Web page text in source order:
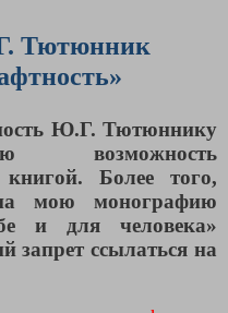
Тютюнник
Ю.Г. Тютюннику
возможность
Более того,
мою монографию
и для человека»
запрет ссылаться на